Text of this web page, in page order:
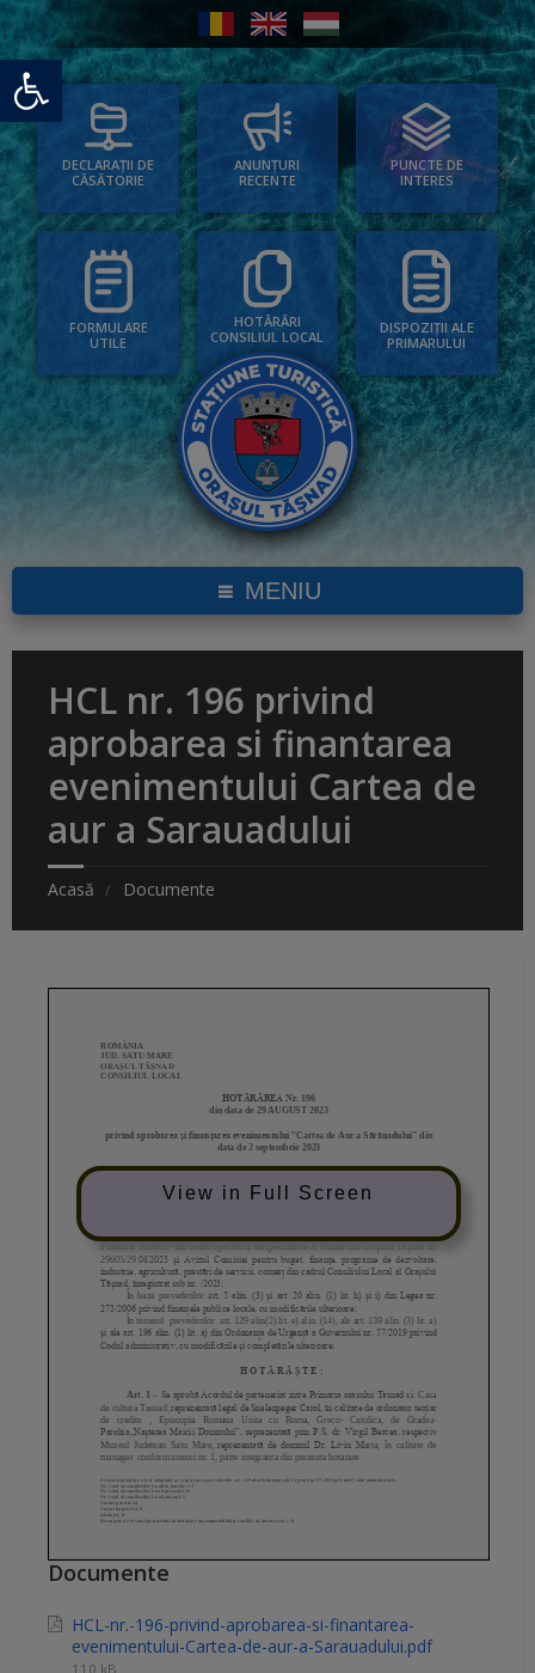
Deschide bara de unelte
DECLARAȚII DE
CĂSĂTORIE
ANUNȚURI
RECENTE
PUNCTE DE
INTERES
FORMULARE
UTILE
HOTĂRÂRI
CONSILIUL LOCAL
DISPOZIȚII ALE
PRIMARULUI
MENIU
HCL nr. 196 privind
aprobarea si finantarea
evenimentului Cartea de
aur a Sarauadului
Acasă Documente
View in Full Screen
Documente
HCL-nr.-196-privind-aprobarea-si-finantarea-
evenimentului-Cartea-de-aur-a-Sarauadului.pdf
110 kB